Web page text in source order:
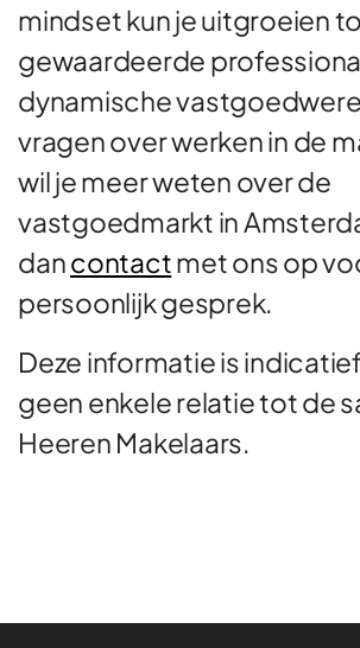
mindset kun je uitgroeien
gewaardeerde
dynamische
vragen over werken in de
wil je meer weten over de
vastgoedmarkt in
dancontactmet ons op
persoonlijk gesprek.
Deze informatie is
geen enkele relatie tot de
Heeren Makelaars.